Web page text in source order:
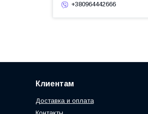
+380964442666
Клиентам
Доставка и оплата